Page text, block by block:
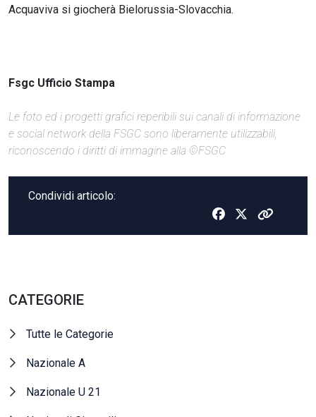
Acquaviva si giocherà Bielorussia-Slovacchia.
Fsgc Ufficio Stampa
Le foto ed i progetti grafici reperibili sui canali di informazione
e social network della FSGC sono liberamente utilizzabili,
riconoscendo i diritti di immagine alla ©FSGC
Condividi articolo:
CATEGORIE
Tutte le Categorie
Nazionale A
Nazionale U 21